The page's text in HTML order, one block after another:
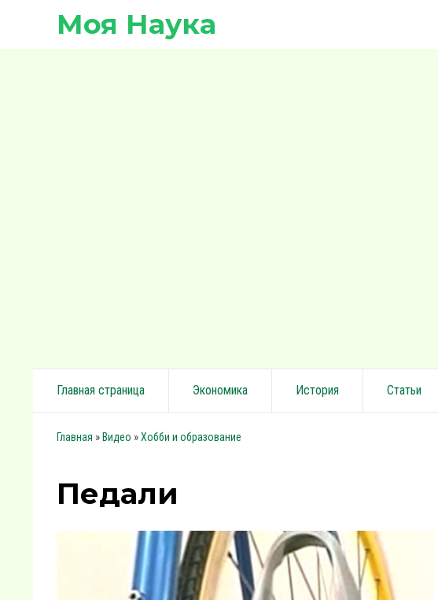
Моя Наука
Главная страница Экономика История Статьи
Главная » Видео »Хобби и образование
Педали